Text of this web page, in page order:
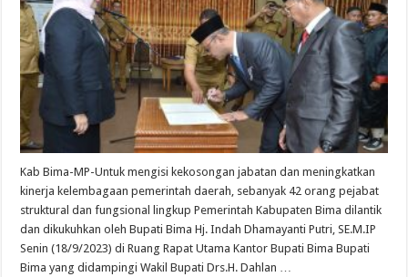
Kab Bima-MP-Untuk mengisi kekosongan jabatan dan meningkatkan
kinerja kelembagaan pemerintah daerah, sebanyak 42 orang pejabat
struktural dan fungsional lingkup Pemerintah Kabupaten Bima dilantik
dan dikukuhkan oleh Bupati Bima Hj. Indah Dhamayanti Putri, SE.M.IP
Senin (18/9/2023) di Ruang Rapat Utama Kantor Bupati Bima Bupati
Bima yang didampingi Wakil Bupati Drs.H. Dahlan …